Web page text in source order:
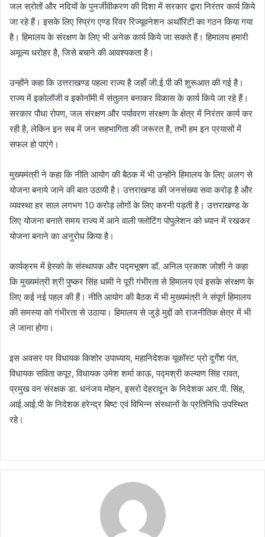
जल स्रोतों और नदियों के पुनर्जीवीकरण की दिशा में सरकार द्वारा निरंतर कार्य किये
जा रहे हैं। इसके लिए स्प्रिंग एण्ड रिवर रिज्यूवनेशन अथॉरिटी का गठन किया गया
है। हिमालय के संरक्षण के लिए भी अनेक कार्य किये जा सकते हैं। हिमालय हमारी
अमूल्य धरोहर है, जिसे बचाने की आवश्यकता है।
उन्होंने कहा कि उत्तराखण्ड पहला राज्य है जहाँ जी.ई.पी की शुरूआत की गई है।
राज्य में इकोलॉजी व इकोनॉमी में संतुलन बनाकर विकास के कार्य किये जा रहे हैं।
सरकार पौधा रोपण, जल संरक्षण और पर्यावरण संरक्षण के क्षेत्र में निरंतर कार्य कर
रही है, लेकिन इन सब में जन सहभागिता की जरूरत है, तभी हम इन प्रयासों में
सफल हो पाएंगे।
मुख्यमंत्री ने कहा कि नीति आयोग की बैठक में भी उन्होंने हिमालय के लिए अलग से
योजना बनाये जाने की बात उठायी है। उत्तराखण्ड की जनसंख्या सवा करोड़ है और
व्यवस्था हर साल लगभग 10 करोड़ लोगों के लिए करनी पड़ती है। उत्तराखण्ड के
लिए योजना बनाते समय राज्य में आने वाली फ्लोटिंग पोपुलेशन को ध्यान में रखकर
योजना बनाने का अनुरोध किया है।
कार्यक्रम में हेस्को के संस्थापक और पद्मभूषण डॉ. अनिल प्रकाश जोशी ने कहा
कि मुख्यमंत्री श्री पुष्कर सिंह धामी ने पूरी गंभीरता से हिमालय एवं इसके संरक्षण के
लिए कई नई पहल की हैं। नीति आयोग की बैठक में भी मुख्यमंत्री ने संपूर्ण हिमालय
की समस्या को गंभीरता से उठाया। हिमालय से जुड़े मुद्दों को राजनीतिक क्षेत्र में भी
ले जाना होगा।
इस अवसर पर विधायक किशोर उपाध्याय, महानिदेशक यूकॉस्ट प्रो दुर्गेश पंत,
विधायक सविता कपूर, विधायक उमेश शर्मा काऊ, पद्मश्री कल्याण सिंह रावत,
प्रमुख वन संरक्षक डा. धनंजय मोहन, इसरो देहरादून के निदेशक आर.पी. सिंह,
आई.आई.पी के निदेशक हरेन्द्र बिष्ट एवं विभिन्न संस्थानों के प्रतिनिधि उपस्थित
रहे।